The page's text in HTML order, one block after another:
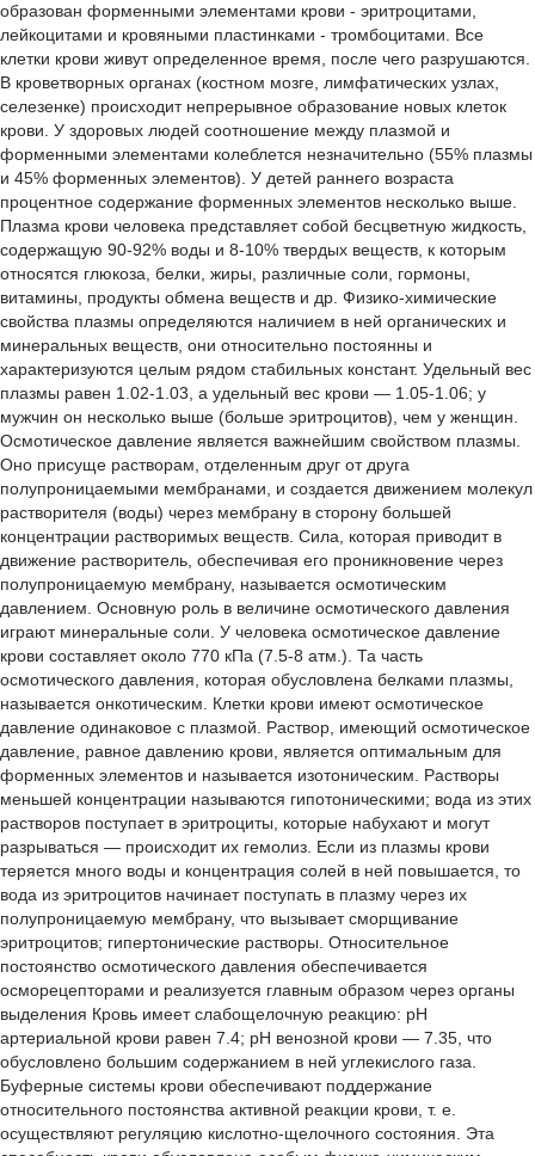
образован форменными элементами крови - эритроцитами,
лейкоцитами и кровяными пластинками - тромбоцитами. Все
клетки крови живут определенное время, после чего разрушаются.
В кроветворных органах (костном мозге, лимфатических узлах,
селезенке) происходит непрерывное образование новых клеток
крови. У здоровых людей соотношение между плазмой и
форменными элементами колеблется незначительно (55% плазмы
и 45% форменных элементов). У детей раннего возраста
процентное содержание форменных элементов несколько выше.
Плазма крови человека представляет собой бесцветную жидкость,
содержащую 90-92% воды и 8-10% твердых веществ, к которым
относятся глюкоза, белки, жиры, различные соли, гормоны,
витамины, продукты обмена веществ и др. Физико-химические
свойства плазмы определяются наличием в ней органических и
минеральных веществ, они относительно постоянны и
характеризуются целым рядом стабильных констант. Удельный вес
плазмы равен 1.02-1.03, а удельный вес крови — 1.05-1.06; у
мужчин он несколько выше (больше эритроцитов), чем у женщин.
Осмотическое давление является важнейшим свойством плазмы.
Оно присуще растворам, отделенным друг от друга
полупроницаемыми мембранами, и создается движением молекул
растворителя (воды) через мембрану в сторону большей
концентрации растворимых веществ. Сила, которая приводит в
движение растворитель, обеспечивая его проникновение через
полупроницаемую мембрану, называется осмотическим
давлением. Основную роль в величине осмотического давления
играют минеральные соли. У человека осмотическое давление
крови составляет около 770 кПа (7.5-8 атм.). Та часть
осмотического давления, которая обусловлена белками плазмы,
называется онкотическим. Клетки крови имеют осмотическое
давление одинаковое с плазмой. Раствор, имеющий осмотическое
давление, равное давлению крови, является оптимальным для
форменных элементов и называется изотоническим. Растворы
меньшей концентрации называются гипотоническими; вода из этих
растворов поступает в эритроциты, которые набухают и могут
разрываться — происходит их гемолиз. Если из плазмы крови
теряется много воды и концентрация солей в ней повышается, то
вода из эритроцитов начинает поступать в плазму через их
полупроницаемую мембрану, что вызывает сморщивание
эритроцитов; гипертонические растворы. Относительное
постоянство осмотического давления обеспечивается
осморецепторами и реализуется главным образом через органы
выделения Кровь имеет слабощелочную реакцию: рН
артериальной крови равен 7.4; рН венозной крови — 7.35, что
обусловлено большим содержанием в ней углекислого газа.
Буферные системы крови обеспечивают поддержание
относительного постоянства активной реакции крови, т. е.
осуществляют регуляцию кислотно-щелочного состояния. Эта